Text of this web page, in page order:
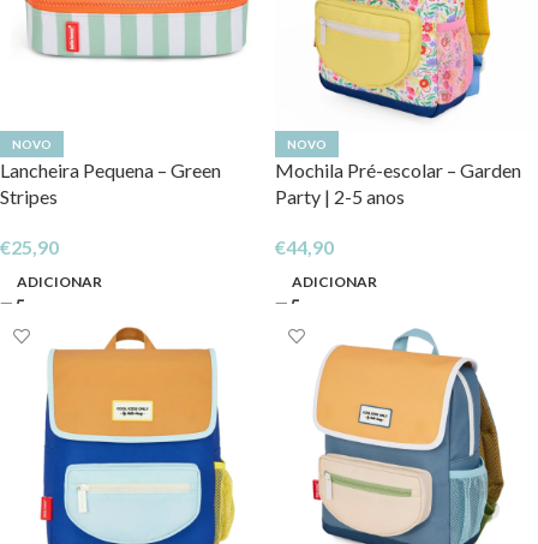
NOVO
Lancheira Pequena – Green
Stripes
€25,90
ADICIONAR
NOVO
Mochila Pré-escolar – Garden
Party | 2-5 anos
€44,90
ADICIONAR